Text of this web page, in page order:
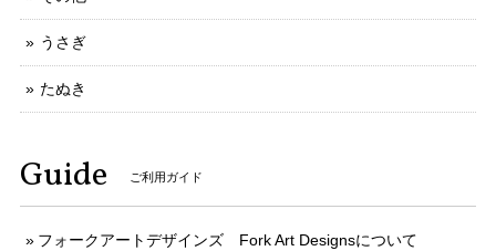
うさぎ
たぬき
Guide ご利用ガイド
フォークアートデザインズ Fork Art Designsについて